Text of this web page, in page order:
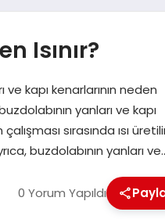
Isınır?
ve kapı kenarlarının neden
yanları ve kapı
sırasında ısı
buzdolabının yanları
0 Yorum Yapıldı